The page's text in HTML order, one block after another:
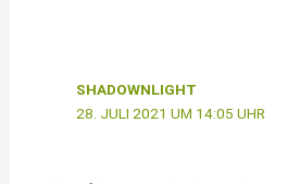
SHADOWNLIGHT
28. JULI 2021 UM 14:05 UHR